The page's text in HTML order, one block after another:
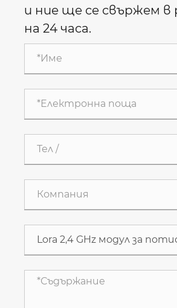
и ние ще се свържем
на 24 часа.